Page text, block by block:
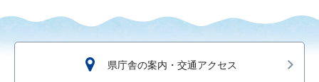
県庁舎の案内・交通アクセス